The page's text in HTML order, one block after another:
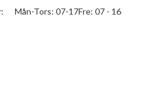
Mån-Tors: 07-17Fre: 07 - 16